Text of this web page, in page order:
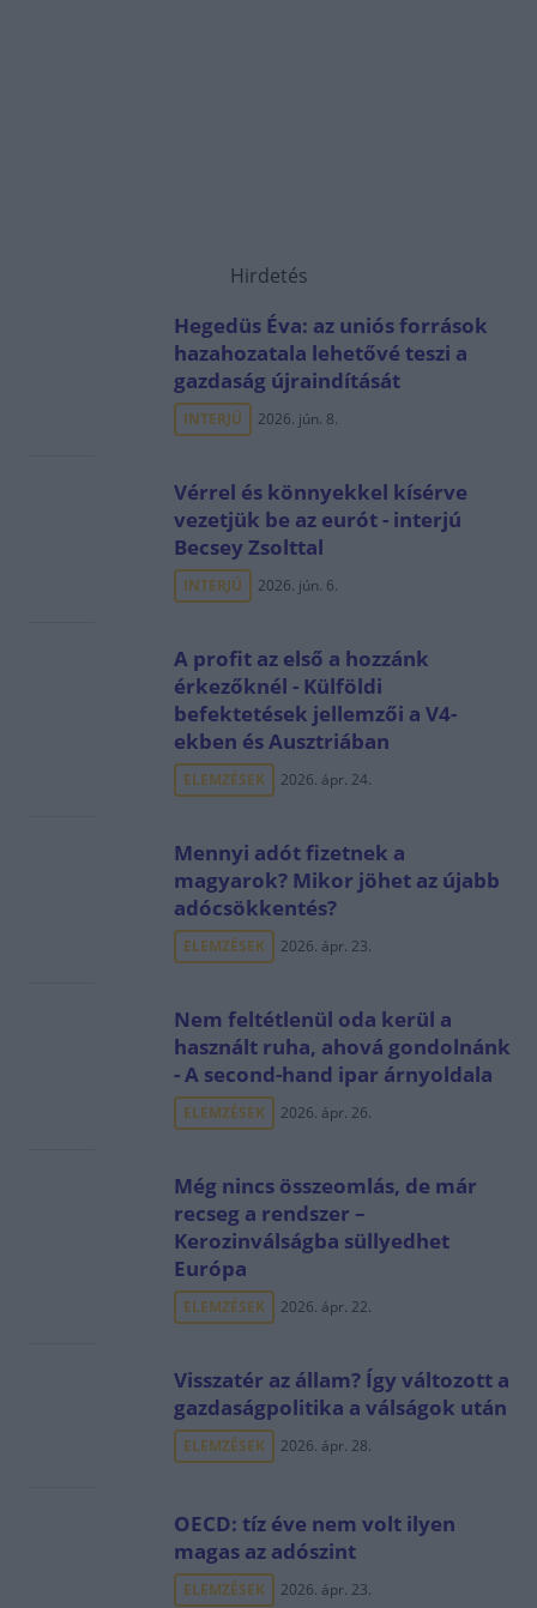
Hirdetés
Hegedüs Éva: az uniós források
hazahozatala lehetővé teszi a
gazdaság újraindítását
INTERJÚ 2026. jún. 8.
Vérrel és könnyekkel kísérve
vezetjük be az eurót - interjú
Becsey Zsolttal
INTERJÚ 2026. jún. 6.
A profit az első a hozzánk
érkezőknél - Külföldi
befektetések jellemzői a V4-
ekben és Ausztriában
ELEMZÉSEK 2026. ápr. 24.
Mennyi adót fizetnek a
magyarok? Mikor jöhet az újabb
adócsökkentés?
ELEMZÉSEK 2026. ápr. 23.
Nem feltétlenül oda kerül a
használt ruha, ahová gondolnánk
- A second-hand ipar árnyoldala
ELEMZÉSEK 2026. ápr. 26.
Még nincs összeomlás, de már
recseg a rendszer –
Kerozinválságba süllyedhet
Európa
ELEMZÉSEK 2026. ápr. 22.
Visszatér az állam? Így változott a
gazdaságpolitika a válságok után
ELEMZÉSEK 2026. ápr. 28.
OECD: tíz éve nem volt ilyen
magas az adószint
ELEMZÉSEK 2026. ápr. 23.